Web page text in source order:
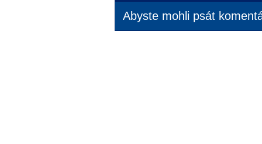
Abyste mohli psát